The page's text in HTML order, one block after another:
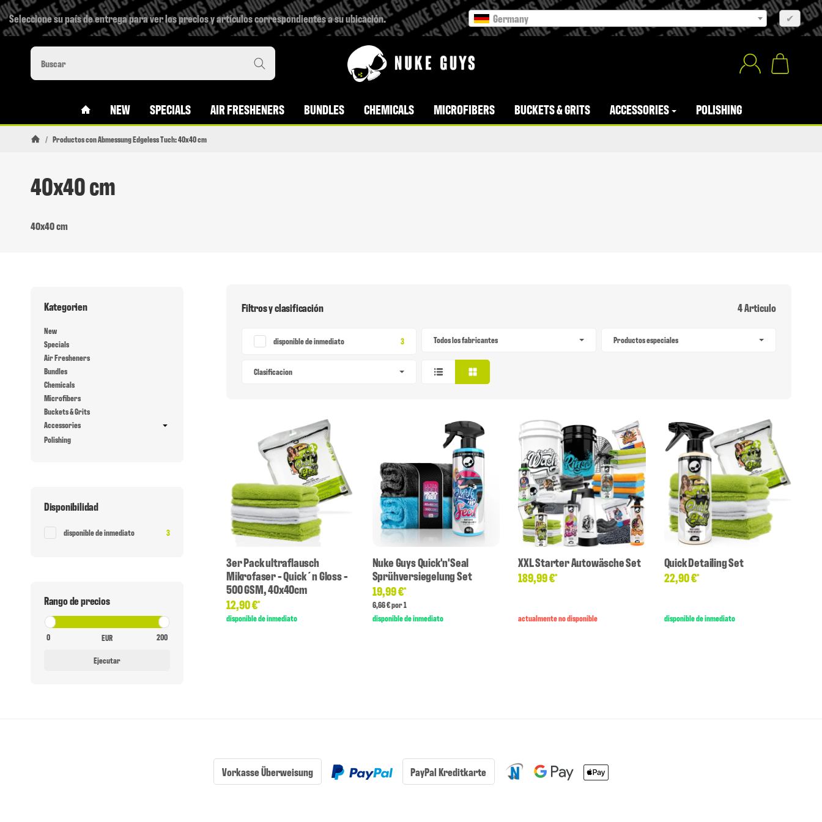
Seleccione su país de entrega para ver los precios y artículos correspondientes a su ubicación. Germany ✔
#CUSTOM.LINKHOME#
NEW SPECIALS AIR FRESHENERS BUNDLES CHEMICALS MICROFIBERS BUCKETS & GRITS ACCESSORIES POLISHING
/ Productos con Abmessung Edgeless Tuch: 40x40 cm
40x40 cm
40x40 cm
Filtros y clasificación 4 Articulo
disponible de inmediato 3Articulo encontradoTodos los fabricantes Productos especiales
Clasificacion
3er Pack ultraflausch
Mikrofaser - Quick´n Gloss -
500 GSM, 40x40cm
12,90 €*
disponible de inmediato
Nuke Guys Quick'n'Seal
Sprühversiegelung Set
19,99 €*
6,66 € por 1
disponible de inmediato
XXL Starter Autowäsche Set
189,99 €*
actualmente no disponible
Quick Detailing Set
22,90 €*
disponible de inmediato
Kategorien
New
Specials
Air Fresheners
Bundles
Chemicals
Microfibers
Buckets & Grits
Accessories
Polishing
Disponibilidad
disponible de inmediato 3Articulo encontrado
Rango de precios
EUR
Ejecutar
Vorkasse Überweisung PayPal Kreditkarte